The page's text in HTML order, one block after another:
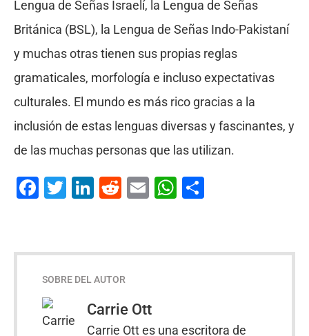
Lengua de Señas Israelí, la Lengua de Señas
Británica (BSL), la Lengua de Señas Indo-Pakistaní
y muchas otras tienen sus propias reglas
gramaticales, morfología e incluso expectativas
culturales. El mundo es más rico gracias a la
inclusión de estas lenguas diversas y fascinantes, y
de las muchas personas que las utilizan.
Facebook
Twitter
LinkedIn
Reddit
EmailWhatsApp
Compartir
SOBRE DEL AUTOR
Carrie Ott
Carrie Ott es una escritora de